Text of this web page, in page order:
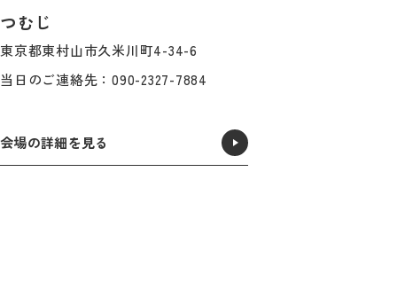
つむじ
東京都東村山市久米川町4-34-6
当日のご連絡先：090-2327-7884
会場の詳細を見る